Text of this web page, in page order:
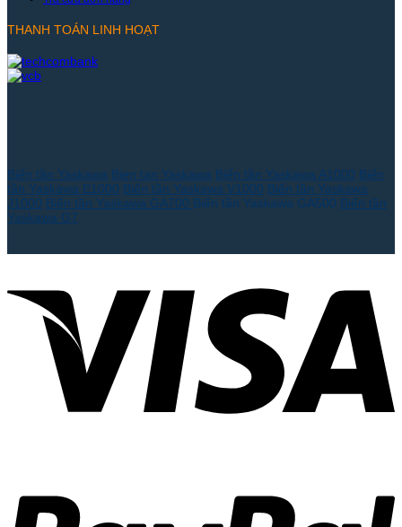
THANH TOÁN LINH HOẠT
Biến tần Yaskawa Bien tan Yaskawa Biến tần Yaskawa A1000 Biến
tần Yaskawa E1000 Biến tần Yaskawa V1000 Biến tần Yaskawa
J1000 Biến tần Yaskawa GA700 Biến tần Yaskawa GA500 Biến tần
Yaskawa G7